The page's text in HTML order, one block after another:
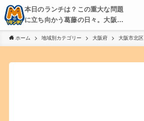
本日のランチは？この重大な問題
に立ち向かう葛藤の日々。大阪・
京都・神戸を中心とした食べ歩
き、飲み歩きを綴る。
ホーム 地域別カテゴリー 大阪府 大阪市北区